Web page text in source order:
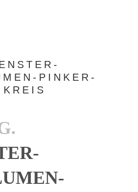
PINKER-
KREIS